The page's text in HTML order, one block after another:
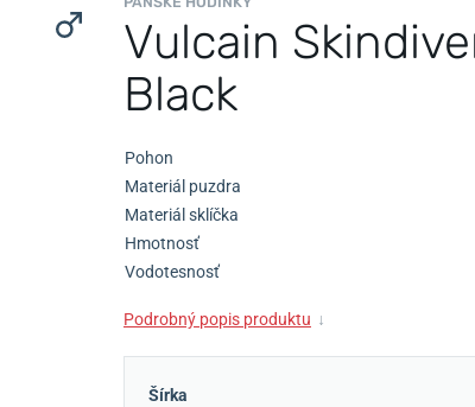
Vulcain
Black
Pohon
Materiál puzdra
Materiál sklíčka
Hmotnosť
Vodotesnosť
Podrobný popis produktu ↓
Šírka